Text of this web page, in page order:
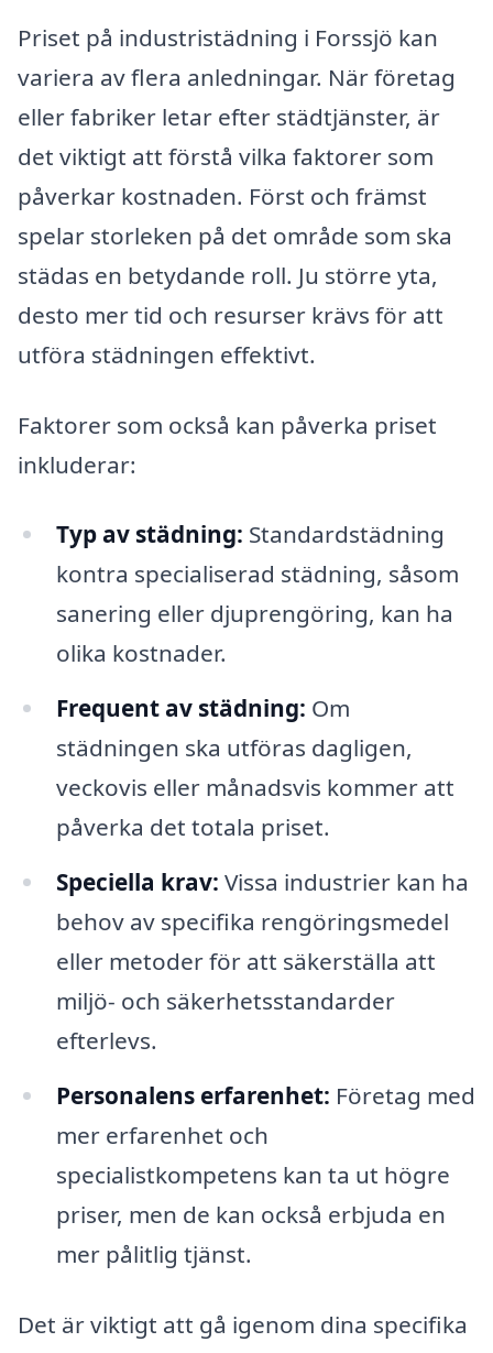
Priset på industristädning i Forssjö kan
variera av flera anledningar. När företag
eller fabriker letar efter städtjänster, är
det viktigt att förstå vilka faktorer som
påverkar kostnaden. Först och främst
spelar storleken på det område som ska
städas en betydande roll. Ju större yta,
desto mer tid och resurser krävs för att
utföra städningen effektivt.
Faktorer som också kan påverka priset
inkluderar:
Typ av städning: Standardstädning
kontra specialiserad städning, såsom
sanering eller djuprengöring, kan ha
olika kostnader.
Frequent av städning: Om
städningen ska utföras dagligen,
veckovis eller månadsvis kommer att
påverka det totala priset.
Speciella krav: Vissa industrier kan ha
behov av specifika rengöringsmedel
eller metoder för att säkerställa att
miljö- och säkerhetsstandarder
efterlevs.
Personalens erfarenhet: Företag med
mer erfarenhet och
specialistkompetens kan ta ut högre
priser, men de kan också erbjuda en
mer pålitlig tjänst.
Det är viktigt att gå igenom dina specifika